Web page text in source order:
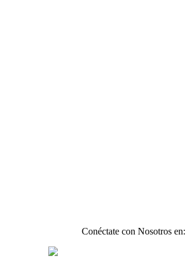
Conéctate con Nosotros en: